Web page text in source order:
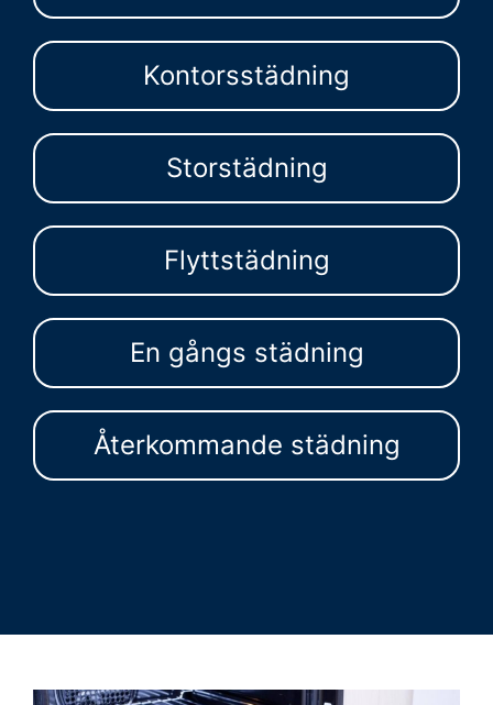
Kontorsstädning
Storstädning
Flyttstädning
En gångs städning
Återkommande städning